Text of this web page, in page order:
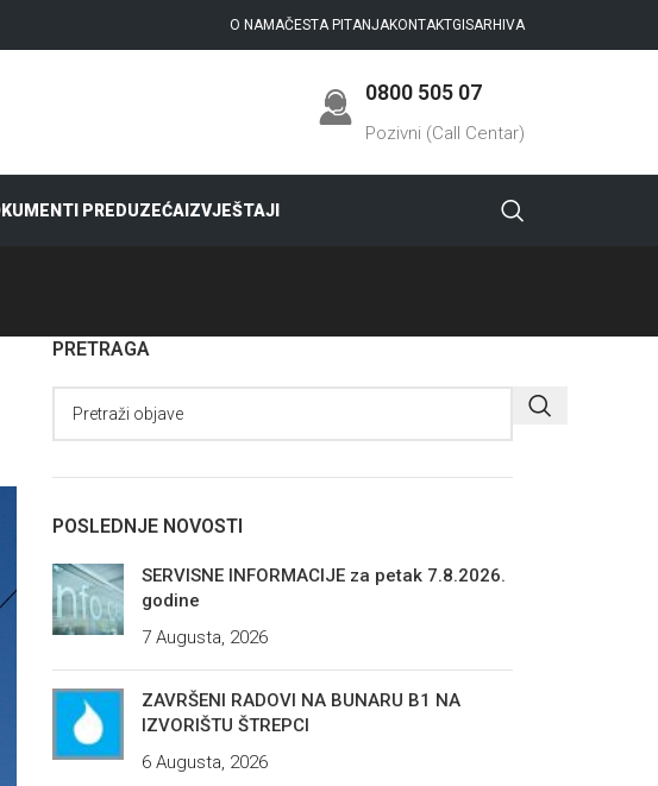
O NAMAČESTA PITANJAKONTAKTGISARHIVA
0800 505 07
Pozivni (Call Centar)
PREDUZEĆAIZVJEŠTAJI
PRETRAGA
POSLEDNJE NOVOSTI
SERVISNE INFORMACIJE za petak 7.8.2026.
godine
7 Augusta, 2026
ZAVRŠENI RADOVI NA BUNARU B1 NA
IZVORIŠTU ŠTREPCI
6 Augusta, 2026